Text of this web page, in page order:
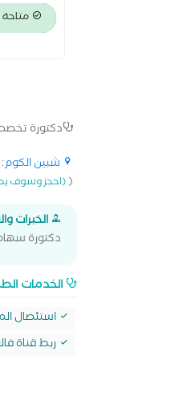
متاحة
دكتورة
شبين الكوم
((احجز وسوف
الخبرات
دكتورة
الخدمات
استئصال
ربط قناة